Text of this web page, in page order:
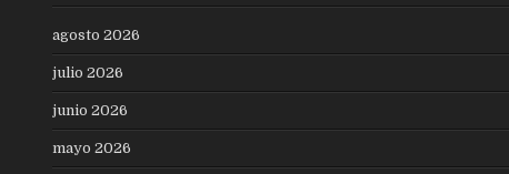
agosto 2026
julio 2026
junio 2026
mayo 2026